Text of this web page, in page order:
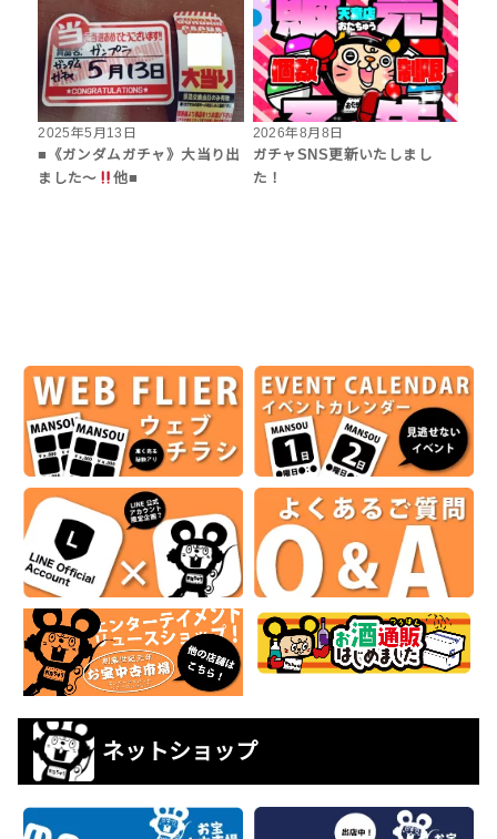
2025年5月13日
■《ガンダムガチャ》大当り出
ました〜
他■
2026年8月8日
ガチャSNS更新いたしまし
た！
ネットショップ